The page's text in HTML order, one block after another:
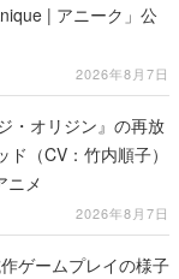
| アニーク」公
2026年8月7日
・オリジン』の再放
（CV：竹内順子）
ニメ
2026年8月7日
ゲームプレイの様子